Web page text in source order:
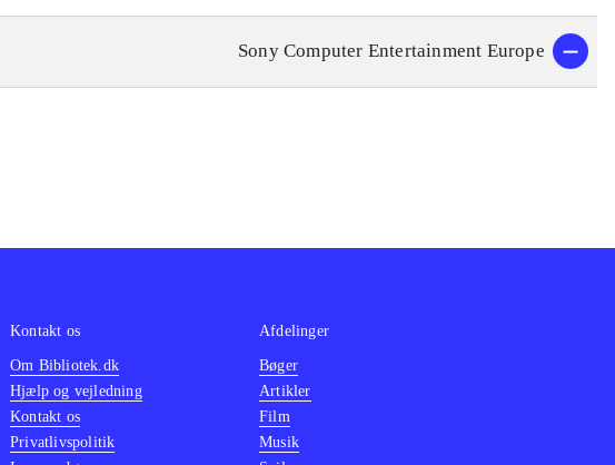
Sony Computer Entertainment Europe
Kontakt os
Om Bibliotek.dk
Hjælp og vejledning
Kontakt os
Privatlivspolitik
Afdelinger
Bøger
Artikler
Film
Musik